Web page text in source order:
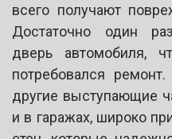
всего получают
Достаточно один
дверь автомобиля,
потребовался
другие выступающие
и в гаражах, широко